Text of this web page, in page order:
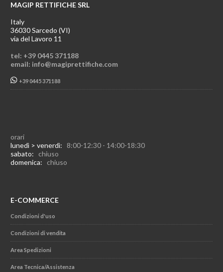
MAGIP RETTIFICHE SRL
Italy
36030 Sarcedo (VI)
via del Lavoro 11
tel: +39 0445 371188
email: info@magiprettifiche.com
+39 0445 371188
orari
lunedì > venerdì: 8:00-12:30 - 14:00-18:30
sabato: chiuso
domenica: chiuso
E-COMMERCE
Condizioni d'uso
Condizioni di vendita
Area Spedizioni
Area Tecnica/Assistenza